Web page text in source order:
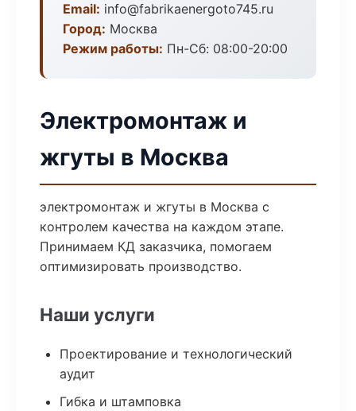
Email: info@fabrikaenergoto745.ru
Город: Москва
Режим работы: Пн-Сб: 08:00-20:00
Электромонтаж и
жгуты в Москва
электромонтаж и жгуты в Москва с
контролем качества на каждом этапе.
Принимаем КД заказчика, помогаем
оптимизировать производство.
Наши услуги
Проектирование и технологический
аудит
Гибка и штамповка